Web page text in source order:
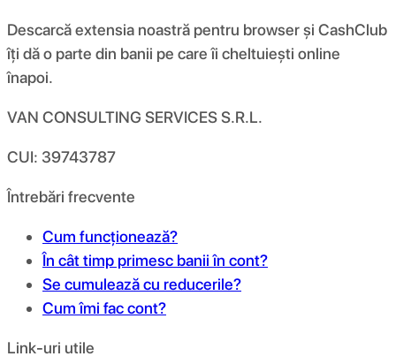
Descarcă extensia noastră pentru browser și CashClub
îți dă o parte din banii pe care îi cheltuiești online
înapoi.
VAN CONSULTING SERVICES S.R.L.
CUI: 39743787
Întrebări frecvente
Cum funcționează?
În cât timp primesc banii în cont?
Se cumulează cu reducerile?
Cum îmi fac cont?
Link-uri utile